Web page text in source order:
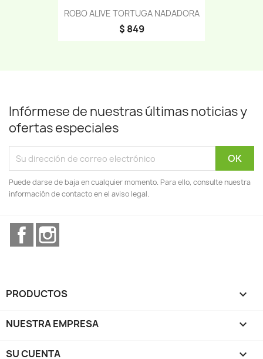
ROBO ALIVE TORTUGA NADADORA
$ 849
Infórmese de nuestras últimas noticias y
ofertas especiales
Puede darse de baja en cualquier momento. Para ello, consulte nuestra
información de contacto en el aviso legal.
Facebook
PRODUCTOS 
NUESTRA EMPRESA 
SU CUENTA 